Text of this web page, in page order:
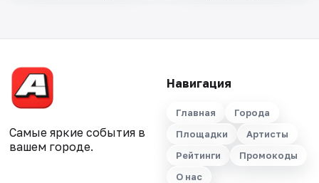
Самые яркие события в
вашем городе.
Навигация
Главная
Города
Площадки
Артисты
Рейтинги
Промокоды
О нас